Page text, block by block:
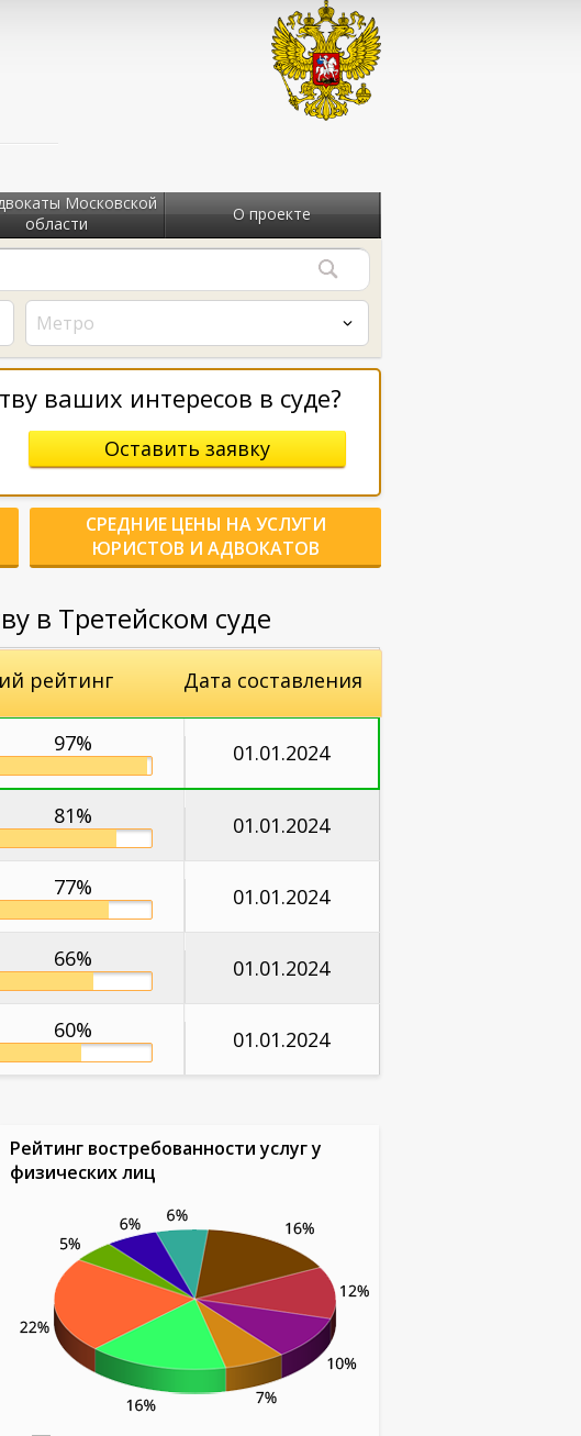
Московской
области
О проекте
Метро
ваших интересов в суде?
Оставить заявку
СРЕДНИЕ ЦЕНЫ НА УСЛУГИ
ЮРИСТОВ И АДВОКАТОВ
в Третейском суде
рейтинг Дата составления
97% 01.01.2024
81% 01.01.2024
77% 01.01.2024
66% 01.01.2024
60% 01.01.2024
Рейтинг востребованности услуг у
физических лиц